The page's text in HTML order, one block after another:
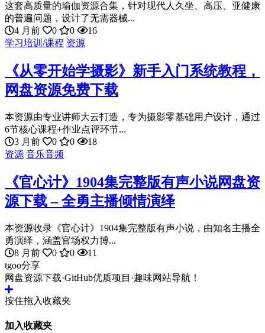
这套高质量的瑜伽资源合集，针对现代人久坐、高压、亚健康
的普遍问题，设计了无需器械...
4 月前
0 0
16
学习培训/课程 资源
《从零开始学摄影》新手入门系统教程，
网盘资源免费下载
本资源由专业讲师大云打造，专为摄影零基础用户设计，通过
6节核心课程+作业点评环节...
3 月前
0 0
18
资源 音乐音频
《官心计》1904集完整版有声小说网盘资
源下载 – 全勇主播倾情演绎
本资源收录《官心计》1904集完整版有声小说，由知名主播全
勇演绎，涵盖官场权力博...
8 月前
0 0
11
tgoo分享
网盘资源下载·GitHub优质项目·趣味网站导航！
按住拖入收藏夹
加入收藏夹